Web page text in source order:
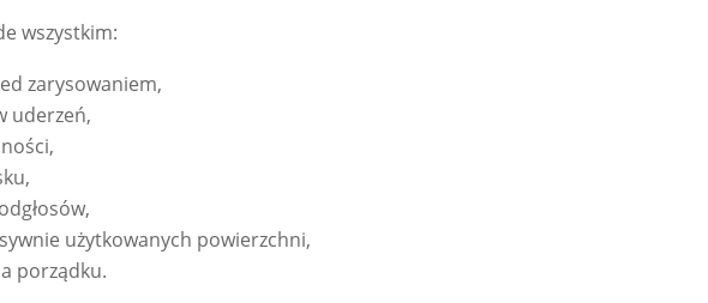
wszystkim:
zarysowaniem,
uderzeń,
użytkowanych powierzchni,
porządku.